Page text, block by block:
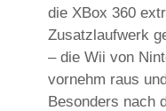
die XBox 360
Zusatzlaufwerk
– die Wii von
vornehm raus
Besonders nach